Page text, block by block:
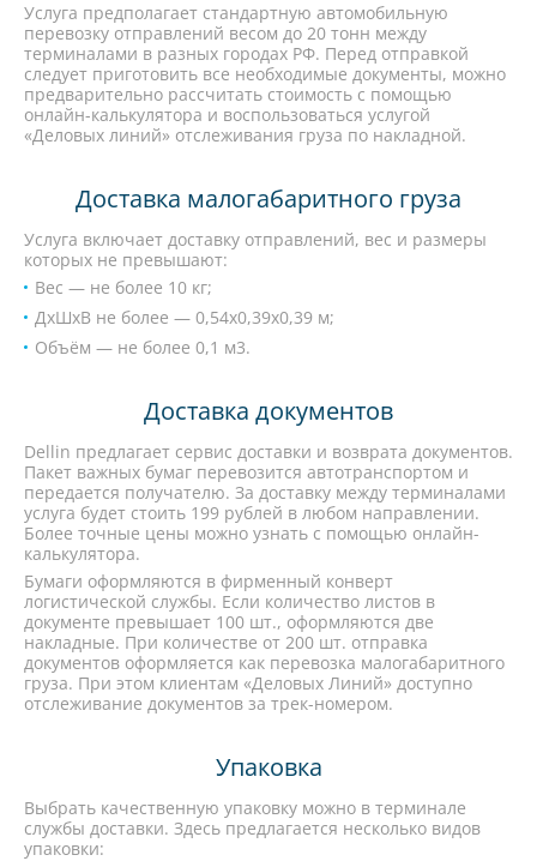
Услуга предполагает стандартную автомобильную
перевозку отправлений весом до 20 тонн между
терминалами в разных городах РФ. Перед отправкой
следует приготовить все необходимые документы, можно
предварительно рассчитать стоимость с помощью
онлайн-калькулятора и воспользоваться услугой
«Деловых линий» отслеживания груза по накладной.
Доставка малогабаритного груза
Услуга включает доставку отправлений, вес и размеры
которых не превышают:
Вес — не более 10 кг;
ДхШхВ не более — 0,54х0,39х0,39 м;
Объём — не более 0,1 м3.
Доставка документов
Dellin предлагает сервис доставки и возврата документов.
Пакет важных бумаг перевозится автотранспортом и
передается получателю. За доставку между терминалами
услуга будет стоить 199 рублей в любом направлении.
Более точные цены можно узнать с помощью онлайн-
калькулятора.
Бумаги оформляются в фирменный конверт
логистической службы. Если количество листов в
документе превышает 100 шт., оформляются две
накладные. При количестве от 200 шт. отправка
документов оформляется как перевозка малогабаритного
груза. При этом клиентам «Деловых Линий» доступно
отслеживание документов за трек-номером.
Упаковка
Выбрать качественную упаковку можно в терминале
службы доставки. Здесь предлагается несколько видов
упаковки: